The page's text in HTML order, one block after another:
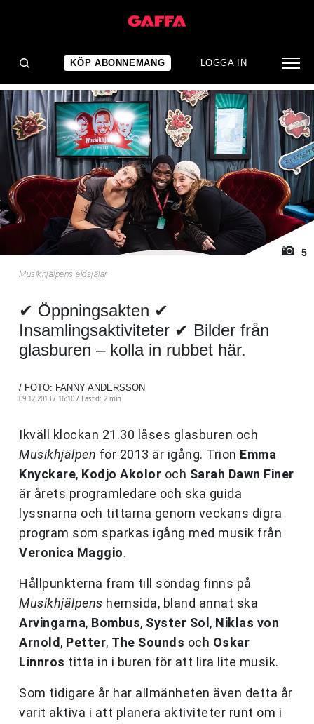
KÖP ABONNEMANG LOGGA IN
NYHET
Musikhjälpens eldsjälar
5
Musikhjälpens eldsjälar
✔ Öppningsakten ✔
Insamlingsaktiviteter ✔ Bilder från
glasburen – kolla in rubbet här.
/ FOTO: FANNY ANDERSSON
09.12.2013 / 16:10 / Lästid: 2 min
Ikväll klockan 21.30 låses glasburen och
Musikhjälpen för 2013 är igång. Trion Emma
Knyckare, Kodjo Akolor och Sarah Dawn Finer
är årets programledare och ska guida
lyssnarna och tittarna genom veckans digra
program som sparkas igång med musik från
Veronica Maggio.
Hållpunkterna fram till söndag finns på
Musikhjälpens hemsida, bland annat ska
Arvingarna, Bombus, Syster Sol , Niklas von
Arnold , Petter, The Sounds och Oskar
Linnros titta in i buren för att lira lite musik.
Som tidigare år har allmänheten även detta år
varit aktiva i att planera aktiviteter runt om i